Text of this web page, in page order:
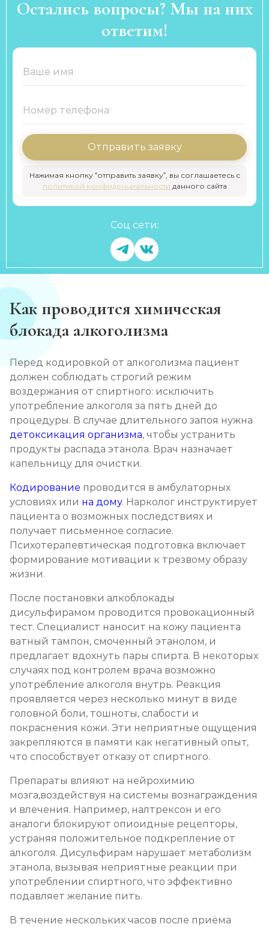
Остались вопросы? Мы на них
ответим!
Отправить заявку
Нажимая кнопку “отправить заявку”, вы соглашаетесь с
политикой конфиденциальности данного сайта
Соц сети:
Как проводится химическая
блокада алкоголизма
Перед кодировкой от алкоголизма пациент
должен соблюдать строгий режим
воздержания от спиртного: исключить
употребление алкоголя за пять дней до
процедуры. В случае длительного запоя нужна
детоксикация организма, чтобы устранить
продукты распада этанола. Врач назначает
капельницу для очистки.
Кодирование проводится в амбулаторных
условиях или на дому. Нарколог инструктирует
пациента о возможных последствиях и
получает письменное согласие.
Психотерапевтическая подготовка включает
формирование мотивации к трезвому образу
жизни.
После постановки алкоблокады
дисульфирамом проводится провокационный
тест. Специалист наносит на кожу пациента
ватный тампон, смоченный этанолом, и
предлагает вдохнуть пары спирта. В некоторых
случаях под контролем врача возможно
употребление алкоголя внутрь. Реакция
проявляется через несколько минут в виде
головной боли, тошноты, слабости и
покраснения кожи. Эти неприятные ощущения
закрепляются в памяти как негативный опыт,
что способствует отказу от спиртного.
Препараты влияют на нейрохимию
мозга,воздействуя на системы вознаграждения
и влечения. Например, налтрексон и его
аналоги блокируют опиоидные рецепторы,
устраняя положительное подкрепление от
алкоголя. Дисульфирам нарушает метаболизм
этанола, вызывая неприятные реакции при
употреблении спиртного, что эффективно
подавляет желание пить.
В течение нескольких часов после приёма